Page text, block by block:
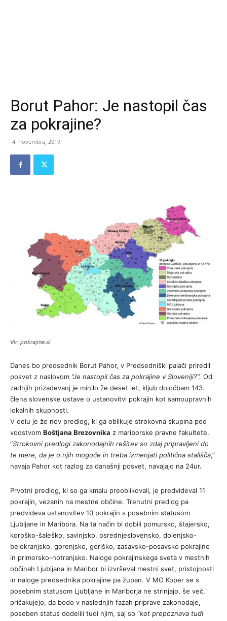
Borut Pahor: Je nastopil čas
za pokrajine?
4. novembra, 2019
Vir: pokrajine.si
Danes bo predsednik Borut Pahor, v Predsedniški palači priredil
posvet z naslovom “Je nastopil čas za pokrajine v Sloveniji?”. Od
zadnjih prizadevanj je minilo že deset let, kljub določbam 143.
člena slovenske ustave o ustanovitvi pokrajin kot samoupravnih
lokalnih skupnosti.
V delu je že nov predlog, ki ga oblikuje strokovna skupina pod
vodstvom Boštjana Brezovnika z mariborske pravne fakultete.
“Strokovni predlogi zakonodajnih rešitev so zdaj pripravljeni do
te mere, da je o njih mogoče in treba izmenjati politična stališča,”
navaja Pahor kot razlog za današnji posvet, navajajo na 24ur.
Prvotni predlog, ki so ga kmalu preoblikovali, je predvideval 11
pokrajin, vezanih na mestne občine. Trenutni predlog pa
predvideva ustanovitev 10 pokrajin s posebnim statusom
Ljubljane in Maribora. Na ta način bi dobili pomursko, štajersko,
koroško-šaleško, savinjsko, osrednjeslovensko, dolenjsko-
belokranjsko, gorenjsko, goriško, zasavsko-posavsko pokrajino
in primorsko-notranjsko. Naloge pokrajinskega sveta v mestnih
občinah Ljubljana in Maribor bi izvrševal mestni svet, pristojnosti
in naloge predsednika pokrajine pa župan. V MO Koper se s
posebnim statusom Ljubljane in Mariborja ne strinjajo, še več,
pričakujejo, da bodo v naslednjih fazah priprave zakonodaje,
poseben status dodelili tudi njim, saj so “kot prepoznava tudi